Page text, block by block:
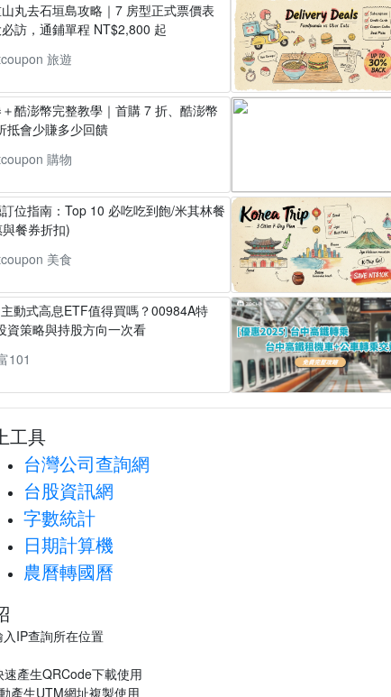
丸去石垣島攻略｜7 房型正式票價表
訪，通鋪單程 NT$2,800 起
旅遊
酷澎幣完整教學｜首購 7 折、酷澎幣
抵會少賺多少回饋
購物
位指南：Top 10 必吃吃到飽/米其林餐
餐券折扣)
美食
動式高息ETF值得買嗎？00984A特
資策略與持股方向一次看
101
工具
台灣公司查詢網
台股資訊網
字數統計
日期計算機
農曆轉國曆
IP查詢所在位置
產生QRCode下載使用
產生UTM網址複製使用